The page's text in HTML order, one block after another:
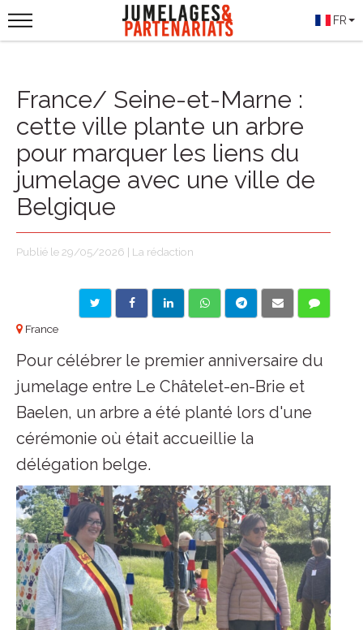
FR
France/ Seine-et-Marne :
cette ville plante un arbre
pour marquer les liens du
jumelage avec une ville de
Belgique
Publié le 29/05/2026 | La rédaction
France
Pour célébrer le premier anniversaire du
jumelage entre Le Châtelet-en-Brie et
Baelen, un arbre a été planté lors d'une
cérémonie où était accueillie la
délégation belge.